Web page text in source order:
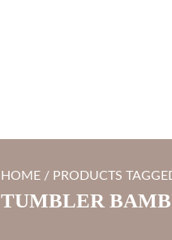
HOME / PRODUCTS
TUMBLER